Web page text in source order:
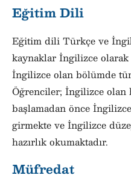
Eğitim Dili
Eğitim dili Türkçe ve
kaynaklar İngilizce
İngilizce olan bölümde
Öğrenciler; İngilizce
başlamadan önce
girmekte ve İngilizce
hazırlık okumaktadır.
Müfredat